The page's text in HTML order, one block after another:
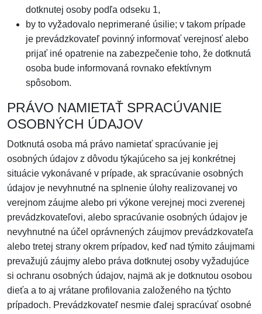
dotknutej osoby podľa odseku 1,
by to vyžadovalo neprimerané úsilie; v takom prípade
je prevádzkovateľ povinný informovať verejnosť alebo
prijať iné opatrenie na zabezpečenie toho, že dotknutá
osoba bude informovaná rovnako efektívnym
spôsobom.
PRÁVO NAMIETAŤ SPRACÚVANIE
OSOBNÝCH ÚDAJOV
Dotknutá osoba má právo namietať spracúvanie jej
osobných údajov z dôvodu týkajúceho sa jej konkrétnej
situácie vykonávané v prípade, ak spracúvanie osobných
údajov je nevyhnutné na splnenie úlohy realizovanej vo
verejnom záujme alebo pri výkone verejnej moci zverenej
prevádzkovateľovi, alebo spracúvanie osobných údajov je
nevyhnutné na účel oprávnených záujmov prevádzkovateľa
alebo tretej strany okrem prípadov, keď nad týmito záujmami
prevažujú záujmy alebo práva dotknutej osoby vyžadujúce
si ochranu osobných údajov, najmä ak je dotknutou osobou
dieťa a to aj vrátane profilovania založeného na týchto
prípadoch. Prevádzkovateľ nesmie ďalej spracúvať osobné